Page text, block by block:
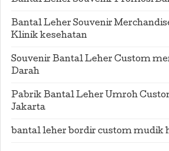
Bantal Leher Souvenir
Klinik kesehatan
Souvenir Bantal Leher Custom
Darah
Pabrik Bantal Leher Umroh
Jakarta
bantal leher bordir custom mudik